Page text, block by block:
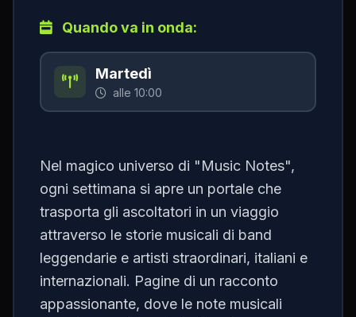
Quando va in onda:
Martedì
alle 10:00
Nel magico universo di "Music Notes",
ogni settimana si apre un portale che
trasporta gli ascoltatori in un viaggio
attraverso le storie musicali di band
leggendarie e artisti straordinari, italiani e
internazionali. Pagine di un racconto
appassionante, dove le note musicali